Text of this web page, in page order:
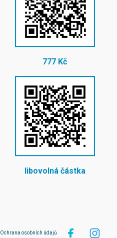
777 Kč
libovolná částka
Ochrana osobních údajů